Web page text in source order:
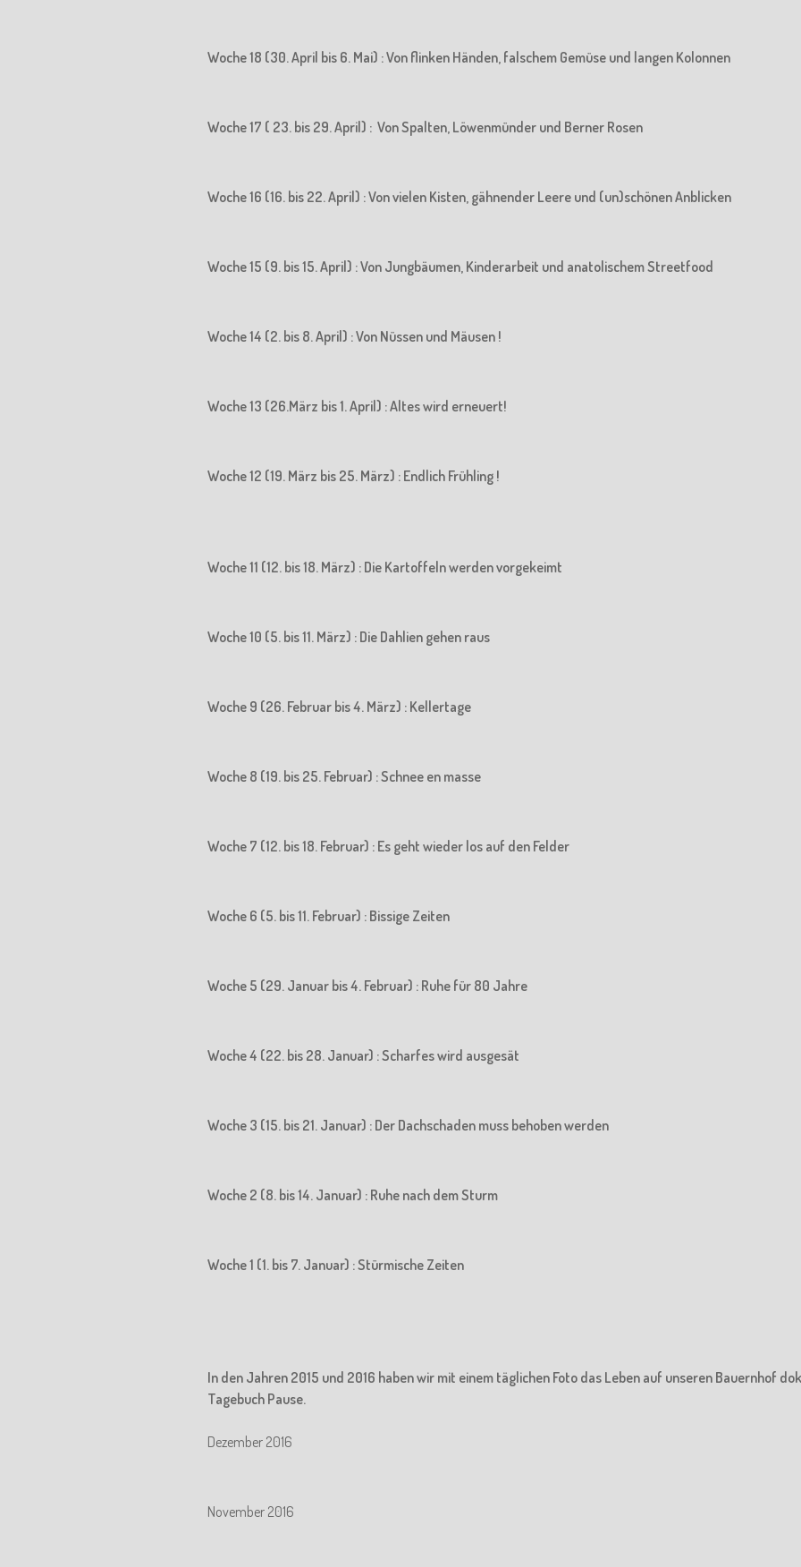
Woche 18 (30. April bis 6. Mai) : Von flinken Händen, falschem Gemüse und langen Kolonnen
Woche 17 ( 23. bis 29. April) : Von Spalten, Löwenmünder und Berner Rosen
Woche 16 (16. bis 22. April) : Von vielen Kisten, gähnender Leere und (un)schönen Anblicken
Woche 15 (9. bis 15. April) : Von Jungbäumen, Kinderarbeit und anatolischem Streetfood
Woche 14 (2. bis 8. April) : Von Nüssen und Mäusen !
Woche 13 (26.März bis 1. April) : Altes wird erneuert!
Woche 12 (19. März bis 25. März) : Endlich Frühling !
Woche 11 (12. bis 18. März) : Die Kartoffeln werden vorgekeimt
Woche 10 (5. bis 11. März) : Die Dahlien gehen raus
Woche 9 (26. Februar bis 4. März) : Kellertage
Woche 8 (19. bis 25. Februar) : Schnee en masse
Woche 7 (12. bis 18. Februar) : Es geht wieder los auf den Felder
Woche 6 (5. bis 11. Februar) : Bissige Zeiten
Woche 5 (29. Januar bis 4. Februar) : Ruhe für 80 Jahre
Woche 4 (22. bis 28. Januar) : Scharfes wird ausgesät
Woche 3 (15. bis 21. Januar) : Der Dachschaden muss behoben werden
Woche 2 (8. bis 14. Januar) : Ruhe nach dem Sturm
Woche 1 (1. bis 7. Januar) : Stürmische Zeiten
In den Jahren 2015 und 2016 haben wir mit einem täglichen Foto das Leben auf unseren Bauernhof
Tagebuch Pause.
Dezember 2016
November 2016